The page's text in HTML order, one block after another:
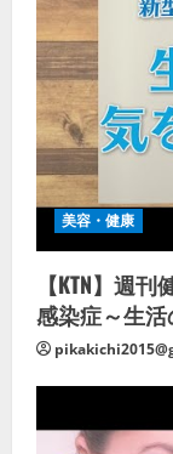
美容・健康
【KTN】週
感染症～生